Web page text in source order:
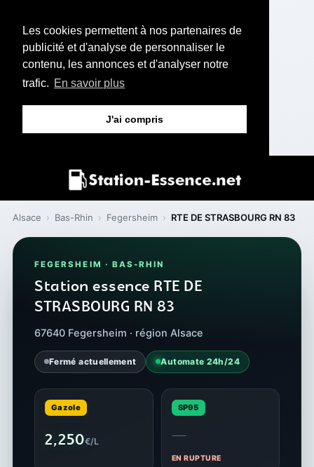
Les cookies permettent à nos partenaires de
publicité et d'analyse de personnaliser le
contenu, les annonces et d'analyser notre
trafic. En savoir plus
J'ai compris
Alsace › Bas-Rhin › Fegersheim › RTE DE STRASBOURG RN 83
FEGERSHEIM · BAS-RHIN
Station essence RTE DE
STRASBOURG RN 83
67640 Fegersheim · région Alsace
Fermé actuellement Automate 24h/24
Gazole
2,250€/L
SP95
—
EN RUPTURE